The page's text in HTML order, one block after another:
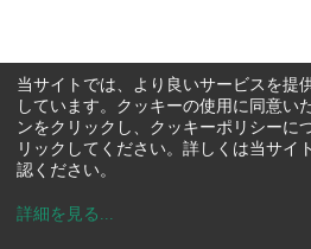
当サイトでは、より良いサービスを提
しています。クッキーの使用に同意い
ンをクリックし、クッキーポリシーに
リックしてください。詳しくは当サイ
認ください。
詳細を見る ...